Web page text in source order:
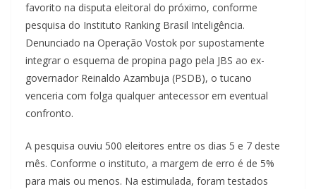
favorito na disputa eleitoral do próximo, conforme
pesquisa do Instituto Ranking Brasil Inteligência.
Denunciado na Operação Vostok por supostamente
integrar o esquema de propina pago pela JBS ao ex-
governador Reinaldo Azambuja (PSDB), o tucano
venceria com folga qualquer antecessor em eventual
confronto.
A pesquisa ouviu 500 eleitores entre os dias 5 e 7 deste
mês. Conforme o instituto, a margem de erro é de 5%
para mais ou menos. Na estimulada, foram testados